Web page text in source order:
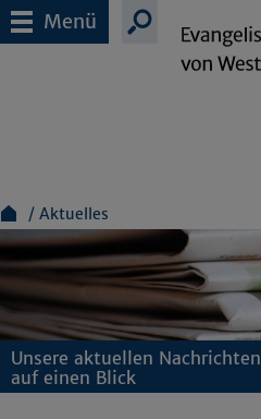
Menü
Aktuelles
Unsere aktuellen Nachrichten
auf einen Blick